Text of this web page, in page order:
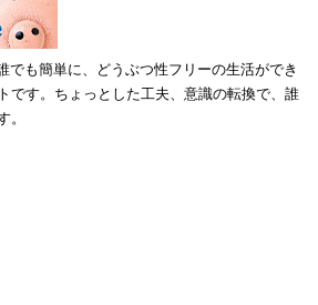
でも簡単に、どうぶつ性フリーの生活ができ
です。ちょっとした工夫、意識の転換で、誰
。